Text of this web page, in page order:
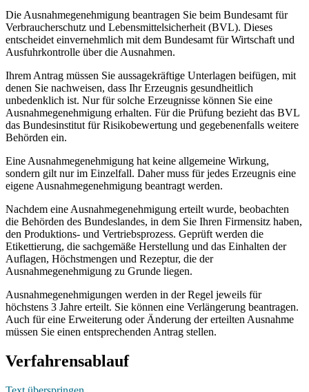
Die Ausnahmegenehmigung beantragen Sie beim Bundesamt für
Verbraucherschutz und Lebensmittelsicherheit (BVL). Dieses
entscheidet einvernehmlich mit dem Bundesamt für Wirtschaft und
Ausfuhrkontrolle über die Ausnahmen.
Ihrem Antrag müssen Sie aussagekräftige Unterlagen beifügen, mit
denen Sie nachweisen, dass Ihr Erzeugnis gesundheitlich
unbedenklich ist. Nur für solche Erzeugnisse können Sie eine
Ausnahmegenehmigung erhalten. Für die Prüfung bezieht das BVL
das Bundesinstitut für Risikobewertung und gegebenenfalls weitere
Behörden ein.
Eine Ausnahmegenehmigung hat keine allgemeine Wirkung,
sondern gilt nur im Einzelfall. Daher muss für jedes Erzeugnis eine
eigene Ausnahmegenehmigung beantragt werden.
Nachdem eine Ausnahmegenehmigung erteilt wurde, beobachten
die Behörden des Bundeslandes, in dem Sie Ihren Firmensitz haben,
den Produktions- und Vertriebsprozess. Geprüft werden die
Etikettierung, die sachgemäße Herstellung und das Einhalten der
Auflagen, Höchstmengen und Rezeptur, die der
Ausnahmegenehmigung zu Grunde liegen.
Ausnahmegenehmigungen werden in der Regel jeweils für
höchstens 3 Jahre erteilt. Sie können eine Verlängerung beantragen.
Auch für eine Erweiterung oder Änderung der erteilten Ausnahme
müssen Sie einen entsprechenden Antrag stellen.
Verfahrensablauf